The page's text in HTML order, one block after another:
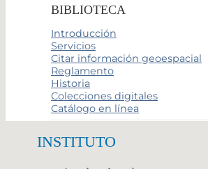
BIBLIOTECA
Introducción
Servicios
Citar información geoespacial
Reglamento
Historia
Colecciones digitales
Catálogo en línea
INSTITUTO